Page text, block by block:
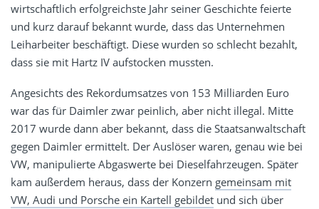
wirtschaftlich erfolgreichste Jahr seiner Geschichte feierte
und kurz darauf bekannt wurde, dass das Unternehmen
Leiharbeiter beschäftigt. Diese wurden so schlecht bezahlt,
dass sie mit Hartz IV aufstocken mussten.
Angesichts des Rekordumsatzes von 153 Milliarden Euro
war das für Daimler zwar peinlich, aber nicht illegal. Mitte
2017 wurde dann aber bekannt, dass die Staatsanwaltschaft
gegen Daimler ermittelt. Der Auslöser waren, genau wie bei
VW, manipulierte Abgaswerte bei Dieselfahrzeugen. Später
kam außerdem heraus, dass der Konzern gemeinsam mit
VW, Audi und Porsche ein Kartell gebildet und sich über